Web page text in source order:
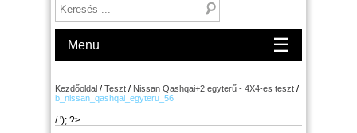
Menu ☰
Kezdőoldal / Teszt / Nissan Qashqai+2 egyterű - 4X4-es teszt /
b_nissan_qashqai_egyteru_56
/ '); ?>